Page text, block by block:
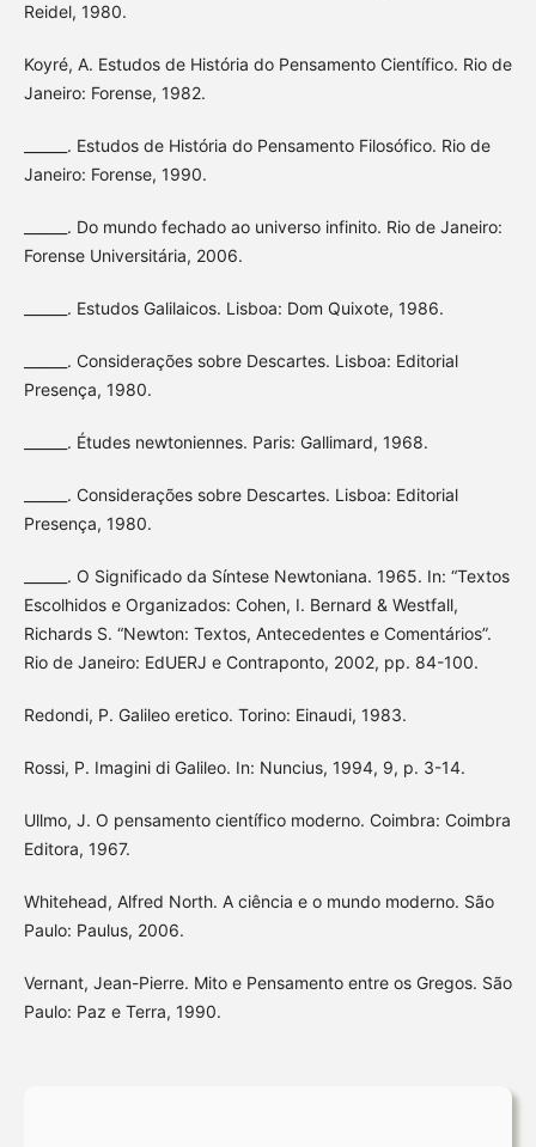
Reidel, 1980.
Koyré, A. Estudos de História do Pensamento Científico. Rio de
Janeiro: Forense, 1982.
______. Estudos de História do Pensamento Filosófico. Rio de
Janeiro: Forense, 1990.
______. Do mundo fechado ao universo infinito. Rio de Janeiro:
Forense Universitária, 2006.
______. Estudos Galilaicos. Lisboa: Dom Quixote, 1986.
______. Considerações sobre Descartes. Lisboa: Editorial
Presença, 1980.
______. Études newtoniennes. Paris: Gallimard, 1968.
______. Considerações sobre Descartes. Lisboa: Editorial
Presença, 1980.
______. O Significado da Síntese Newtoniana. 1965. In: “Textos
Escolhidos e Organizados: Cohen, I. Bernard & Westfall,
Richards S. “Newton: Textos, Antecedentes e Comentários”.
Rio de Janeiro: EdUERJ e Contraponto, 2002, pp. 84-100.
Redondi, P. Galileo eretico. Torino: Einaudi, 1983.
Rossi, P. Imagini di Galileo. In: Nuncius, 1994, 9, p. 3-14.
Ullmo, J. O pensamento científico moderno. Coimbra: Coimbra
Editora, 1967.
Whitehead, Alfred North. A ciência e o mundo moderno. São
Paulo: Paulus, 2006.
Vernant, Jean-Pierre. Mito e Pensamento entre os Gregos. São
Paulo: Paz e Terra, 1990.